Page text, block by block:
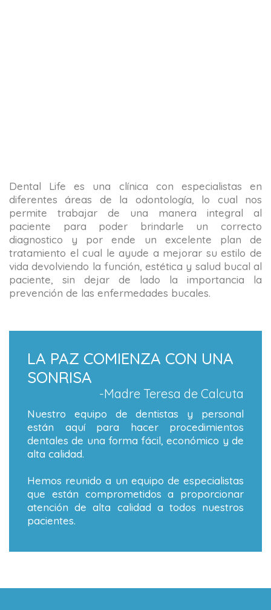
Dental Life es una clínica con especialistas en
diferentes áreas de la odontología, lo cual nos
permite trabajar de una manera integral al
paciente para poder brindarle un correcto
diagnostico y por ende un excelente plan de
tratamiento el cual le ayude a mejorar su estilo de
vida devolviendo la función, estética y salud bucal al
paciente, sin dejar de lado la importancia la
prevención de las enfermedades bucales.
LA PAZ COMIENZA CON UNA
SONRISA
-Madre Teresa de Calcuta
Nuestro equipo de dentistas y personal
están aquí para hacer procedimientos
dentales de una forma fácil, económico y de
alta calidad.
Hemos reunido a un equipo de especialistas
que están comprometidos a proporcionar
atención de alta calidad a todos nuestros
pacientes.